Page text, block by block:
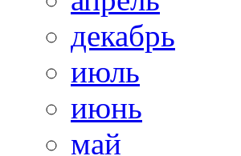
декабрь
июль
июнь
май